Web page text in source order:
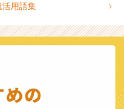
活用語集